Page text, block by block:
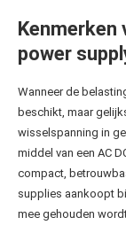
Kenmerken
power
Wanneer de
beschikt, maar
wisselspanning in
middel van een AC
compact,
supplies aankoopt
mee gehouden